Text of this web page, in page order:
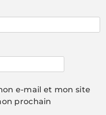
e-mail et mon site
prochain